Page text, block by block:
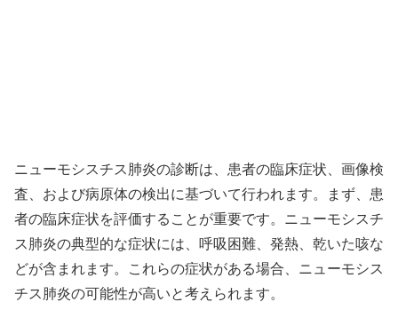
ニューモシスチス肺炎の診断は、患者の臨床症状、画像検
査、および病原体の検出に基づいて行われます。まず、患
者の臨床症状を評価することが重要です。ニューモシスチ
ス肺炎の典型的な症状には、呼吸困難、発熱、乾いた咳な
どが含まれます。これらの症状がある場合、ニューモシス
チス肺炎の可能性が高いと考えられます。